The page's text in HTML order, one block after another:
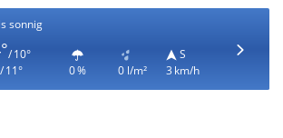
sonnig
/ 10°
11°
0 % 0 l/m²
S
3 km/h